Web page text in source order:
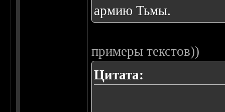
армию Тьмы.
примеры текстов))
Цитата: